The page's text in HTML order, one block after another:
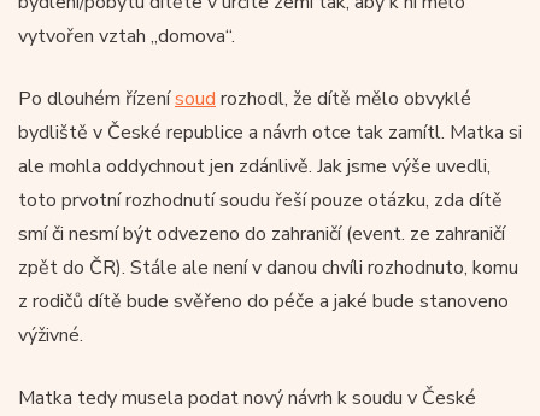
vytvořen vztah „domova“.
Po dlouhém řízenísoud rozhodl, že dítě mělo obvyklé
bydliště v České republice a návrh otce tak zamítl. Matka si
ale mohla oddychnout jen zdánlivě. Jak jsme výše uvedli,
toto prvotní rozhodnutí soudu řeší pouze otázku, zda dítě
smí či nesmí být odvezeno do zahraničí (event. ze zahraničí
zpět do ČR). Stále ale není v danou chvíli rozhodnuto, komu
z rodičů dítě bude svěřeno do péče a jaké bude stanoveno
výživné.
Matka tedy musela podat nový návrh k soudu v České